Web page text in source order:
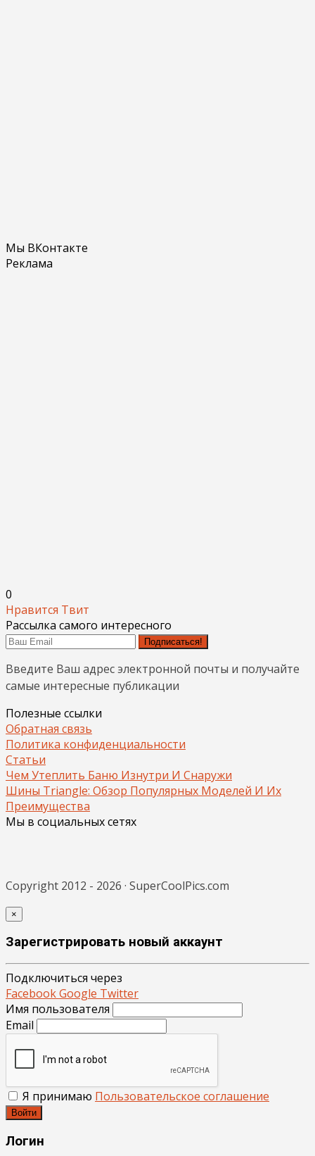
Мы ВКонтакте
Реклама
0
Нравится Твит
Рассылка самого интересного
Подписаться!
Введите Ваш адрес электронной почты и получайте
самые интересные публикации
Полезные ссылки
Обратная связь
Политика конфиденциальности
Статьи
Чем Утеплить Баню Изнутри И Снаружи
Шины Triangle: Обзор Популярных Моделей И Их
Преимущества
Мы в социальных сетях
Copyright 2012 - 2026 · SuperCoolPics.com
×
Зарегистрировать новый аккаунт
Подключиться через
FacebookGoogle Twitter
Имя пользователя
Email
Я принимаю Пользовательское соглашение
Войти
Логин